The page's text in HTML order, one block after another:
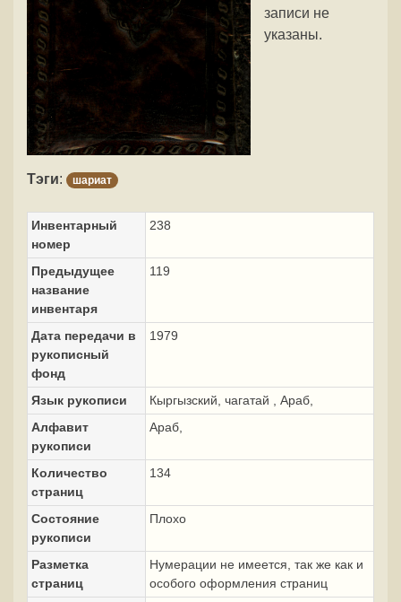
записи не
указаны.
Тэги: шариат
Инвентарный
номер
238
Предыдущее
название
инвентаря
119
Дата передачи в
рукописный
фонд
1979
Язык рукописи
Кыргызский, чагатай , Араб,
Алфавит
рукописи
Араб,
Количество
страниц
134
Состояние
рукописи
Плохо
Разметка
страниц
Нумерации не имеется, так же как и
особого оформления страниц